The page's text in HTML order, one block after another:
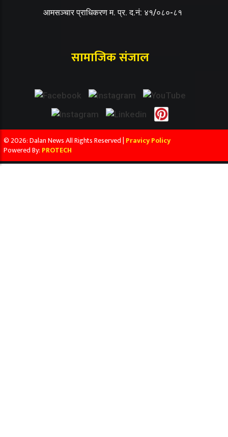
आमसञ्चार प्राधिकरण म. प्र. द.नं: ४१/०८०-८१
सामाजिक संजाल
© 2026: Dalan News All Rights Reserved | Pravicy Policy
Powered By: PROTECH